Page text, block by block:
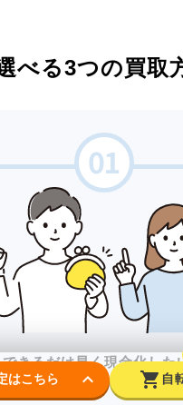
べる3つの買取
できるだけ早く現金化した
対面で安心して取引した
はこちら keyboard_arrow_down shopping_cart 自